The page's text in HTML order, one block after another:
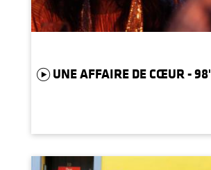
UNE AFFAIRE DE CŒUR - 98'